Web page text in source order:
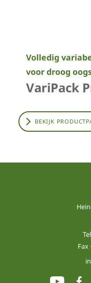
Volledig
voor droog
VariPack
BEKIJK
Fax